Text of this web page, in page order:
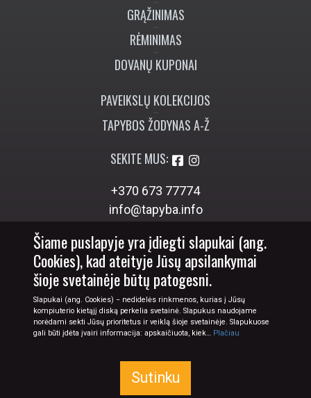
GRĄŽINIMAS
RĖMINIMAS
DOVANŲ KUPONAI
PAVEIKSLŲ KOLEKCIJOS
TAPYBOS ŽODYNAS A-Ž
SEKITE MUS:
+370 673 77774
info@tapyba.info
© 2026 Tapyba.info - paveikslai internetu
Šiame puslapyje yra įdiegti slapukai (ang.
Cookies), kad ateityje Jūsų apsilankymai
šioje svetainėje būtų patogesni.
Slapukai (ang. Cookies) − nedidelės rinkmenos, kurias į Jūsų
kompiuterio kietąjį diską perkelia svetainė. Slapukus naudojame
norėdami sekti Jūsų prioritetus ir veiklą šioje svetainėje. Slapukuose
gali būti įdėta įvairi informacija: apskaičiuota, kiek… Plačiau
Sutinku